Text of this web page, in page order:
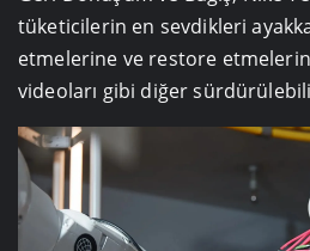
tüketicilerin en sevdikleri
etmelerine ve restore
videoları gibi diğer